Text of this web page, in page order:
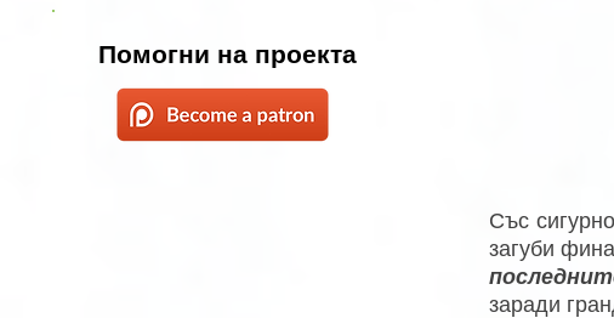
Със
загуби
заради
Помогни на проекта